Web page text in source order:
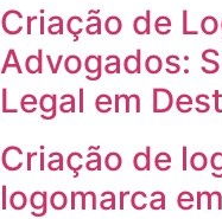
Criação de
Advogados:
Legal em
Criação de
logomarca